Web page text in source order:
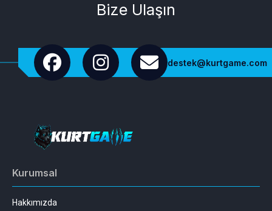
Bize Ulaşın
destek@kurtgame.com
Kurumsal
Hakkımızda